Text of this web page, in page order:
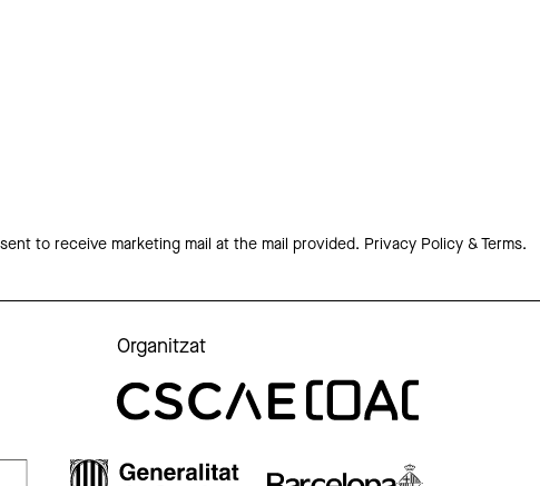
to receive marketing mail at the mail provided. Privacy Policy & Terms.
Organitzat